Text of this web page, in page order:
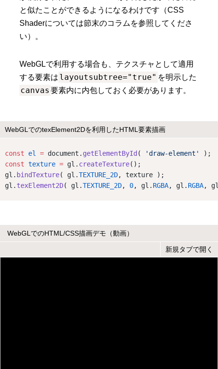
と似たことができるようになるわけです（CSS
Shaderについては節末のコラムを参照してくださ
い）。
WebGLで利用する場合も、テクスチャとして適用
する要素は layoutsubtree="true" を明示した
canvas 要素内に内包しておく必要があります。
WebGLでのtexElement2Dを利用したHTML要素描画
const el = document. getElementById ( 'draw-element'
);
const texture = gl. createTexture();
gl. bindTexture( gl.TEXTURE_2D, texture );
gl. texElement2D( gl.TEXTURE_2D, 0, gl. RGBA, gl. RGBA,